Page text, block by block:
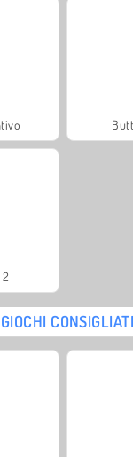
GIOCHI CONSIGLIATI